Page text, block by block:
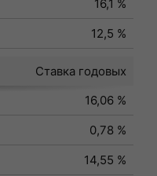
16,1 %
12,5 %
Ставка годовых
16,06 %
0,78 %
14,55 %